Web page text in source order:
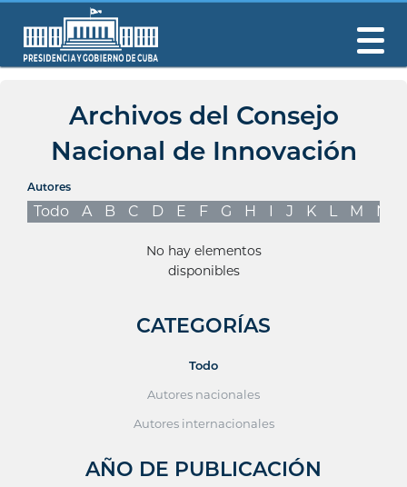
Archivos del Consejo
Nacional de Innovación
Autores
Todo A B C D E F G H I J K L M N
No hay elementos
disponibles
CATEGORÍAS
Todo
Autores nacionales
Autores internacionales
AÑO DE PUBLICACIÓN